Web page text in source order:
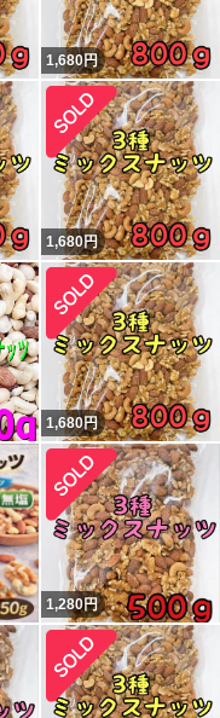
1,680円
1,680円
1,680円
1,280円